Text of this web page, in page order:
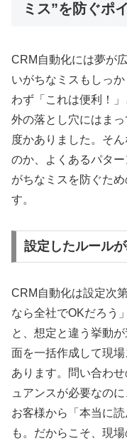
ミス”を防ぐポ
CRM自動化には夢が
いがちなミスもしっ
わず「これは便利！
外の落とし穴にはま
度かありました。そ
のか、よくあるパタ
がちなミスを防ぐた
す。
設定したルール
CRM自動化は設定次
なら全社でOKだろう
と、想定と違う挙動
面を一括作成して現
あります。問い合わ
ュアンスが必要なの
お客様から「本当に
も。だからこそ、現